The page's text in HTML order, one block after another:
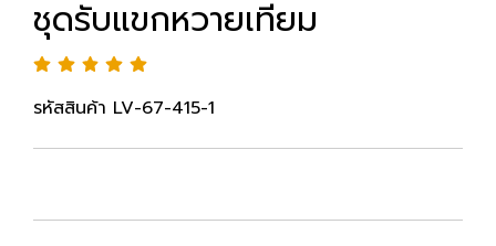
ชุดรับแขกหวายเทียม
รหัสสินค้า LV-67-415-1